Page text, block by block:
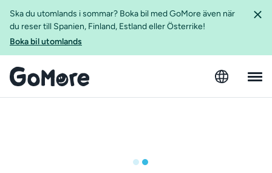
Ska du utomlands i sommar? Boka bil med GoMore även när
du reser till Spanien, Finland, Estland eller Österrike!
Boka bil utomlands